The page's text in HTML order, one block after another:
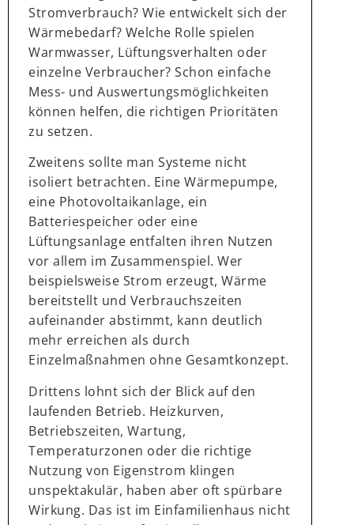
Stromverbrauch? Wie entwickelt sich der
Wärmebedarf? Welche Rolle spielen
Warmwasser, Lüftungsverhalten oder
einzelne Verbraucher? Schon einfache
Mess- und Auswertungsmöglichkeiten
können helfen, die richtigen Prioritäten
zu setzen.
Zweitens sollte man Systeme nicht
isoliert betrachten. Eine Wärmepumpe,
eine Photovoltaikanlage, ein
Batteriespeicher oder eine
Lüftungsanlage entfalten ihren Nutzen
vor allem im Zusammenspiel. Wer
beispielsweise Strom erzeugt, Wärme
bereitstellt und Verbrauchszeiten
aufeinander abstimmt, kann deutlich
mehr erreichen als durch
Einzelmaßnahmen ohne Gesamtkonzept.
Drittens lohnt sich der Blick auf den
laufenden Betrieb. Heizkurven,
Betriebszeiten, Wartung,
Temperaturzonen oder die richtige
Nutzung von Eigenstrom klingen
unspektakulär, haben aber oft spürbare
Wirkung. Das ist im Einfamilienhaus nicht